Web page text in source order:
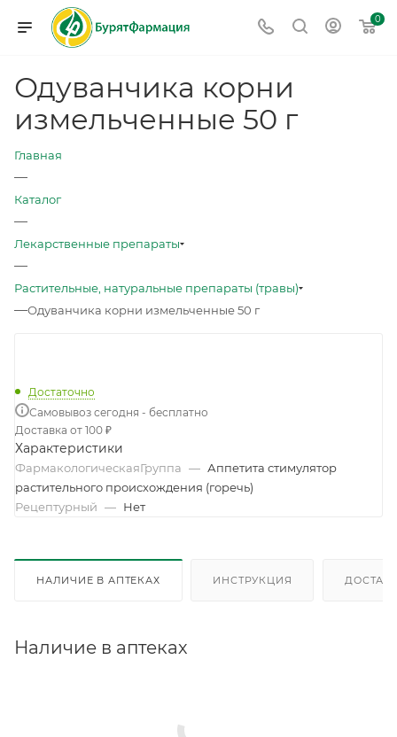
0
Одуванчика корни
измельченные 50 г
Главная
—
Каталог
—
Лекарственные препараты
—
Растительные, натуральные препараты (травы)
—Одуванчика корни измельченные 50 г
Достаточно
Самовывоз сегодня - бесплатно
Доставка от 100 ₽
Характеристики
ФармакологическаяГруппа — Аппетита стимулятор
растительного происхождения (горечь)
Рецептурный — Нет
НАЛИЧИЕ В АПТЕКАХ ИНСТРУКЦИЯ
Наличие в аптеках